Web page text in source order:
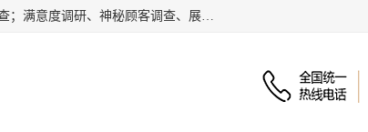
北京国标市场调查有限公司成立于2018年，注册地位于北京市顺义区。经营范围包括市场调查；满意度调研、神秘顾客调查、展览展示等；房地产信息咨询。